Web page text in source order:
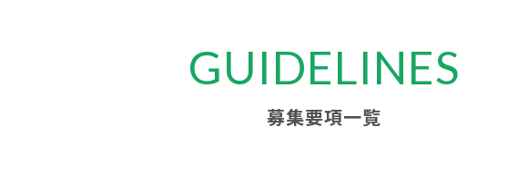
GUIDELINES
募集要項一覧